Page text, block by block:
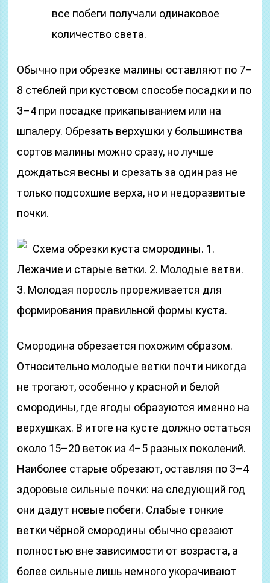
все побеги получали одинаковое
количество света.
Обычно при обрезке малины оставляют по 7–
8 стеблей при кустовом способе посадки и по
3–4 при посадке прикапыванием или на
шпалеру. Обрезать верхушки у большинства
сортов малины можно сразу, но лучше
дождаться весны и срезать за один раз не
только подсохшие верха, но и недоразвитые
почки.
Схема обрезки куста смородины. 1.
Лежачие и старые ветки. 2. Молодые ветви.
3. Молодая поросль прореживается для
формирования правильной формы куста.
Смородина обрезается похожим образом.
Относительно молодые ветки почти никогда
не трогают, особенно у красной и белой
смородины, где ягоды образуются именно на
верхушках. В итоге на кусте должно остаться
около 15–20 веток из 4–5 разных поколений.
Наиболее старые обрезают, оставляя по 3–4
здоровые сильные почки: на следующий год
они дадут новые побеги. Слабые тонкие
ветки чёрной смородины обычно срезают
полностью вне зависимости от возраста, а
более сильные лишь немного укорачивают